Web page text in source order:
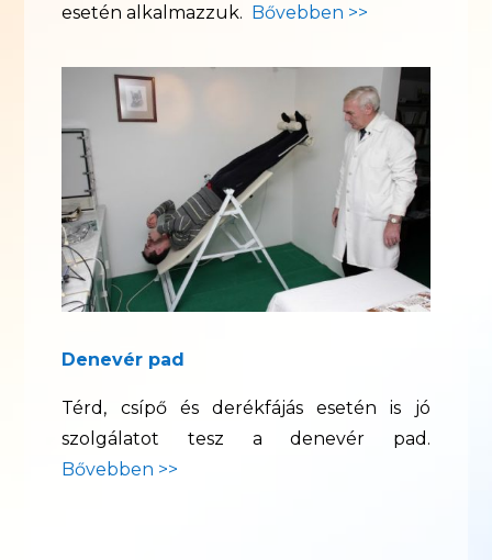
esetén alkalmazzuk. Bővebben >>
Denevér pad
Térd, csípő és derékfájás esetén is jó
szolgálatot tesz a denevér pad.
Bővebben >>